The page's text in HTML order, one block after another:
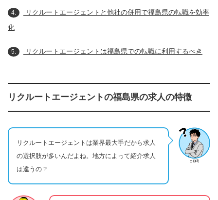
4.
リクルートエージェントと他社の併用で福島県の転職を効率
化
5. リクルートエージェントは福島県での転職に利用するべき
リクルートエージェントの福島県の求人の特徴
リクルートエージェントは業界最大手だから求人
の選択肢が多いんだよね。地方によって紹介求人
は違うの？